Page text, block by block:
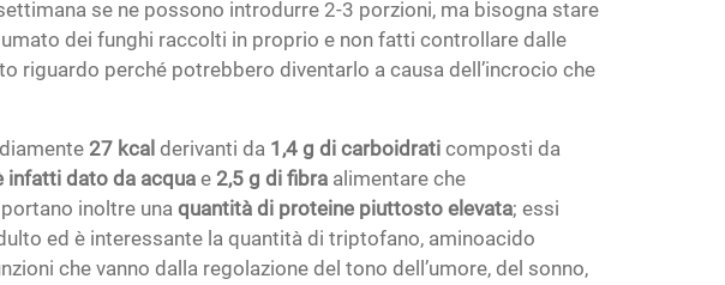
se ne possono introdurre 2-3 porzioni, ma bisogna stare
dei funghi raccolti in proprio e non fatti controllare dalle
perché potrebbero diventarlo a causa dell’incrocio che
27 kcal derivanti da 1,4 g di carboidrati composti da
infatti dato da acqua e 2,5 g di fibra alimentare che
inoltre una quantità di proteine piuttosto elevata; essi
ed è interessante la quantità di triptofano, aminoacido
che vanno dalla regolazione del tono dell’umore, del sonno,